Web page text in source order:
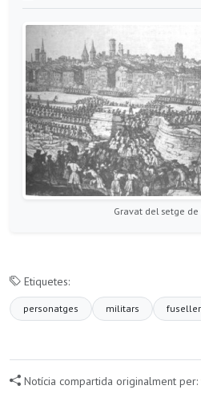
Gravat del setge
Etiquetes:
personatges militars
Notícia compartida originalment per: